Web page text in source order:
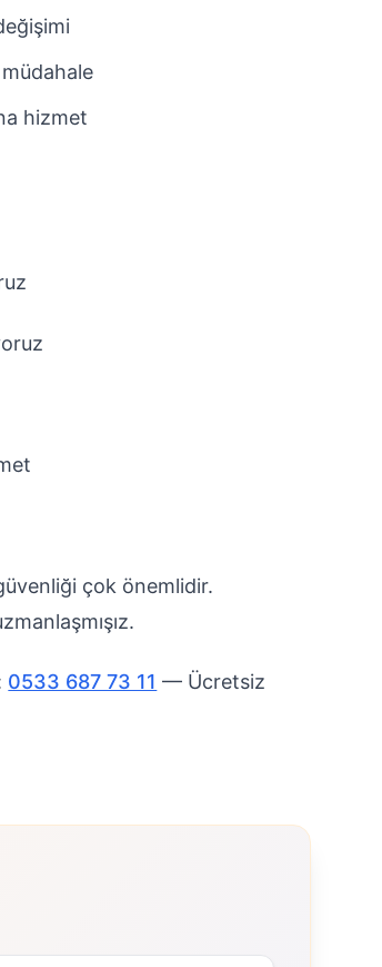
hizmet
çok önemlidir.
0533 687 73 11 — Ücretsiz